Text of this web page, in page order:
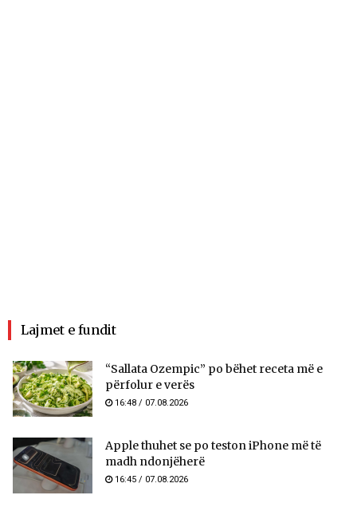
Lajmet e fundit
“Sallata Ozempic” po bëhet receta më e
përfolur e verës
16:48 / 07.08.2026
Apple thuhet se po teston iPhone më të
madh ndonjëherë
16:45 / 07.08.2026